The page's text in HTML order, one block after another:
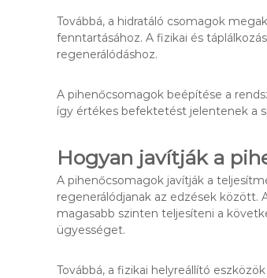
Továbbá, a hidratáló csomagok
fenntartásához. A fizikai és
regenerálódáshoz.
A pihenőcsomagok beépítése a
így értékes befektetést jelentenek a
Hogyan javítják a
A pihenőcsomagok javítják a
regenerálódjanak az edzések között.
magasabb szinten teljesíteni a
ügyességet.
Továbbá, a fizikai helyreállító